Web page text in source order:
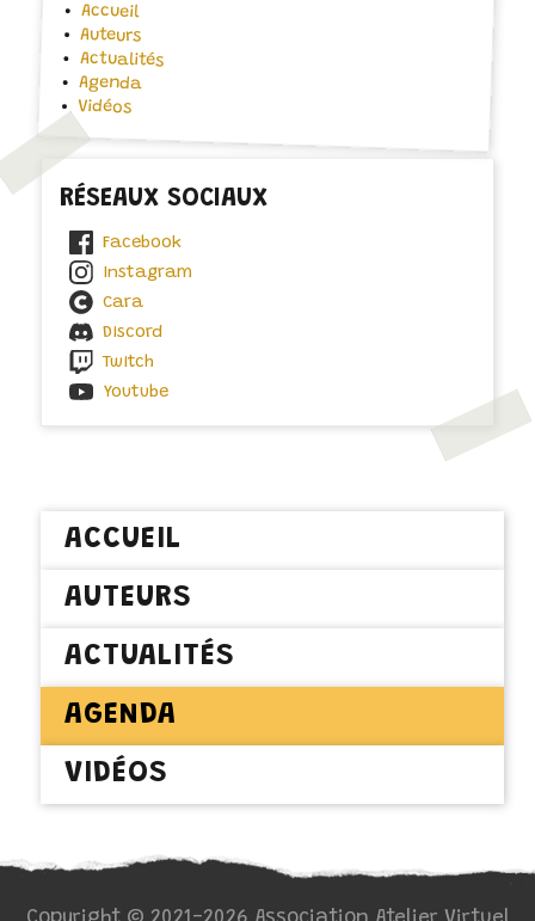
Accueil
Auteurs
Actualités
Agenda
Vidéos
RÉSEAUX SOCIAUX
Facebook
Instagram
Cara
Discord
Twitch
Youtube
ACCUEIL
AUTEURS
ACTUALITÉS
AGENDA
VIDÉOS